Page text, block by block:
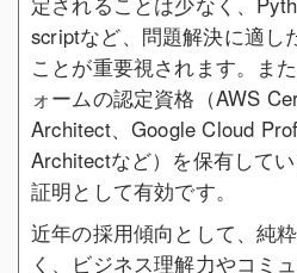
scriptなど、問題解決に適し
ことが重要視されます。ま
ォームの認定資格（AWS
Architect、Google Cloud
Architectなど）を保有して
証明として有効です。
近年の採用傾向として、純
く、ビジネス理解力やコミ